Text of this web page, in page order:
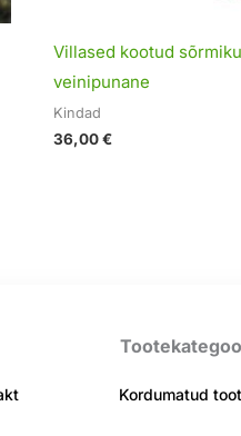
Villased kootud
veinipunane
Kindad
36,00€
Kordumatud